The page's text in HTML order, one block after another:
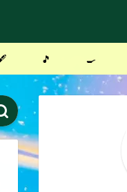
🎵 🍳